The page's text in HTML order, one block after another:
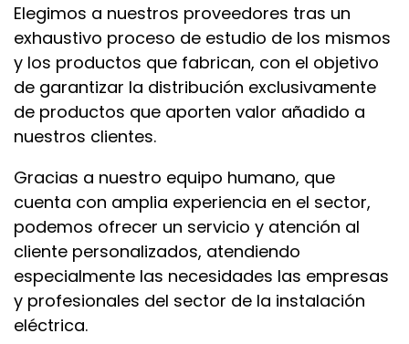
Elegimos a nuestros proveedores tras un
exhaustivo proceso de estudio de los mismos
y los productos que fabrican, con el objetivo
de garantizar la distribución exclusivamente
de productos que aporten valor añadido a
nuestros clientes.
Gracias a nuestro equipo humano, que
cuenta con amplia experiencia en el sector,
podemos ofrecer un servicio y atención al
cliente personalizados, atendiendo
especialmente las necesidades las empresas
y profesionales del sector de la instalación
eléctrica.